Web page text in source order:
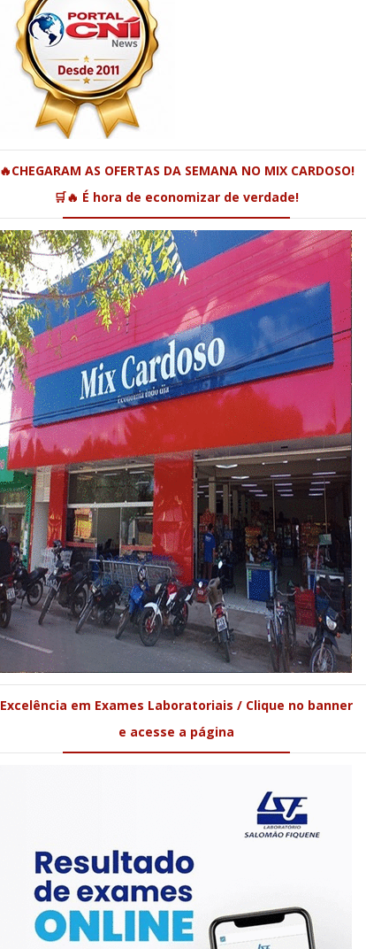
🔥CHEGARAM AS OFERTAS DA SEMANA NO MIX CARDOSO!
🛒🔥 É hora de economizar de verdade!
Excelência em Exames Laboratoriais / Clique no banner
e acesse a página